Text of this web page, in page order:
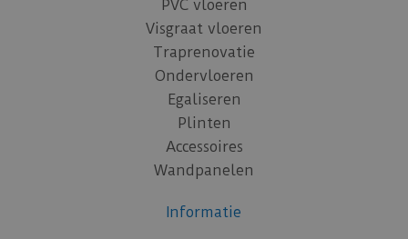
PVC vloeren
Visgraat vloeren
Traprenovatie
Ondervloeren
Egaliseren
Plinten
Accessoires
Wandpanelen
Informatie